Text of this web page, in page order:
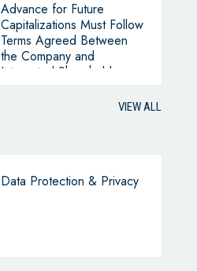
Advance for Future
Capitalizations Must Follow
Terms Agreed Between
the Company and
Interested Shareholders
Companies, Office 220-VIEW ALL
Data Protection & Privacy